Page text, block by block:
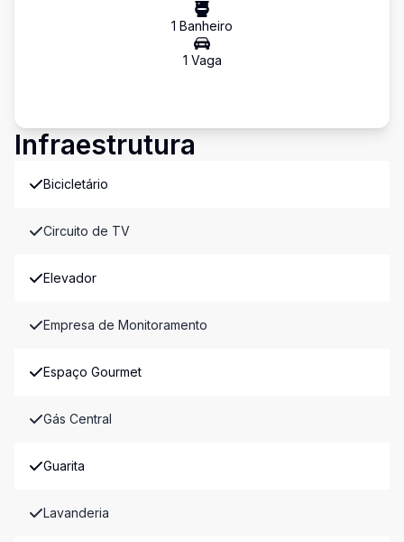
1 Banheiro
1 Vaga
Infraestrutura
Bicicletário
Circuito de TV
Elevador
Empresa de Monitoramento
Espaço Gourmet
Gás Central
Guarita
Lavanderia